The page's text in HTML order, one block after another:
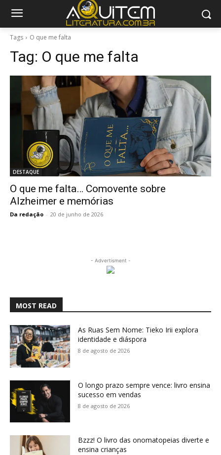
Tags O que me falta
Tag: O que me falta
DESTAQUE
O que me falta… Comovente sobre
Alzheimer e memórias
Da redação - 20 de junho de 2026
- Advertisment -
MOST READ
As Ruas Sem Nome: Tieko Irii explora
identidade e diáspora
8 de agosto de 2026
O longo prazo sempre vence: livro ensina
sucesso em vendas
8 de agosto de 2026
Bzzz! O livro das onomatopeias diverte e
ensina crianças